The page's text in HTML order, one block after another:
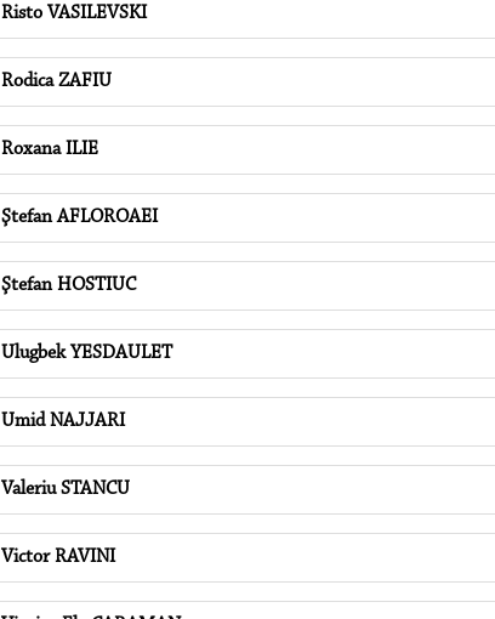
Risto VASILEVSKI
Rodica ZAFIU
Roxana ILIE
Ştefan AFLOROAEI
Ştefan HOSTIUC
Ulugbek YESDAULET
Umid NAJJARI
Valeriu STANCU
Victor RAVINI